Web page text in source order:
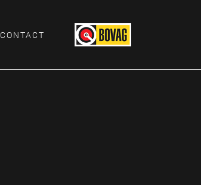
CONTACT